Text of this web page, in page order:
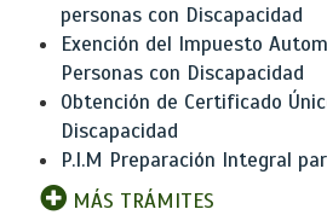
personas con Discapacidad
Exención del Impuesto
Personas con Discapacidad
Obtención de Certificado
Discapacidad
P.I.M Preparación Integral
MÁS TRÁMITES